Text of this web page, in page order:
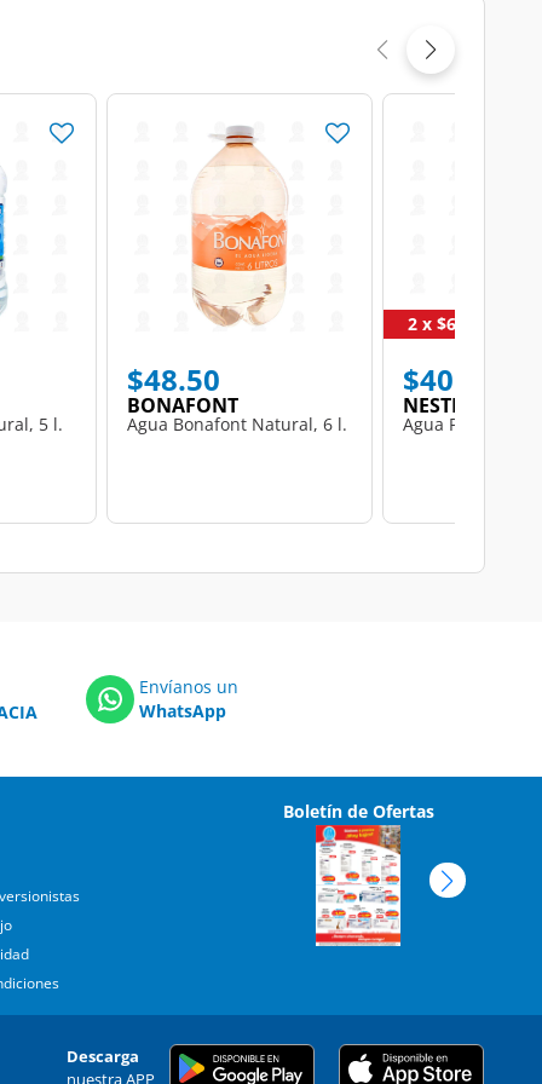
5 l.
$48.50
BONAFONT
Agua Bonafont Natural, 6 l.
$40.00
NESTLE
Agua Purificada
2 x $65
Envíanos un
WhatsApp
Boletín de Ofertas
Descarga
nuestra APP